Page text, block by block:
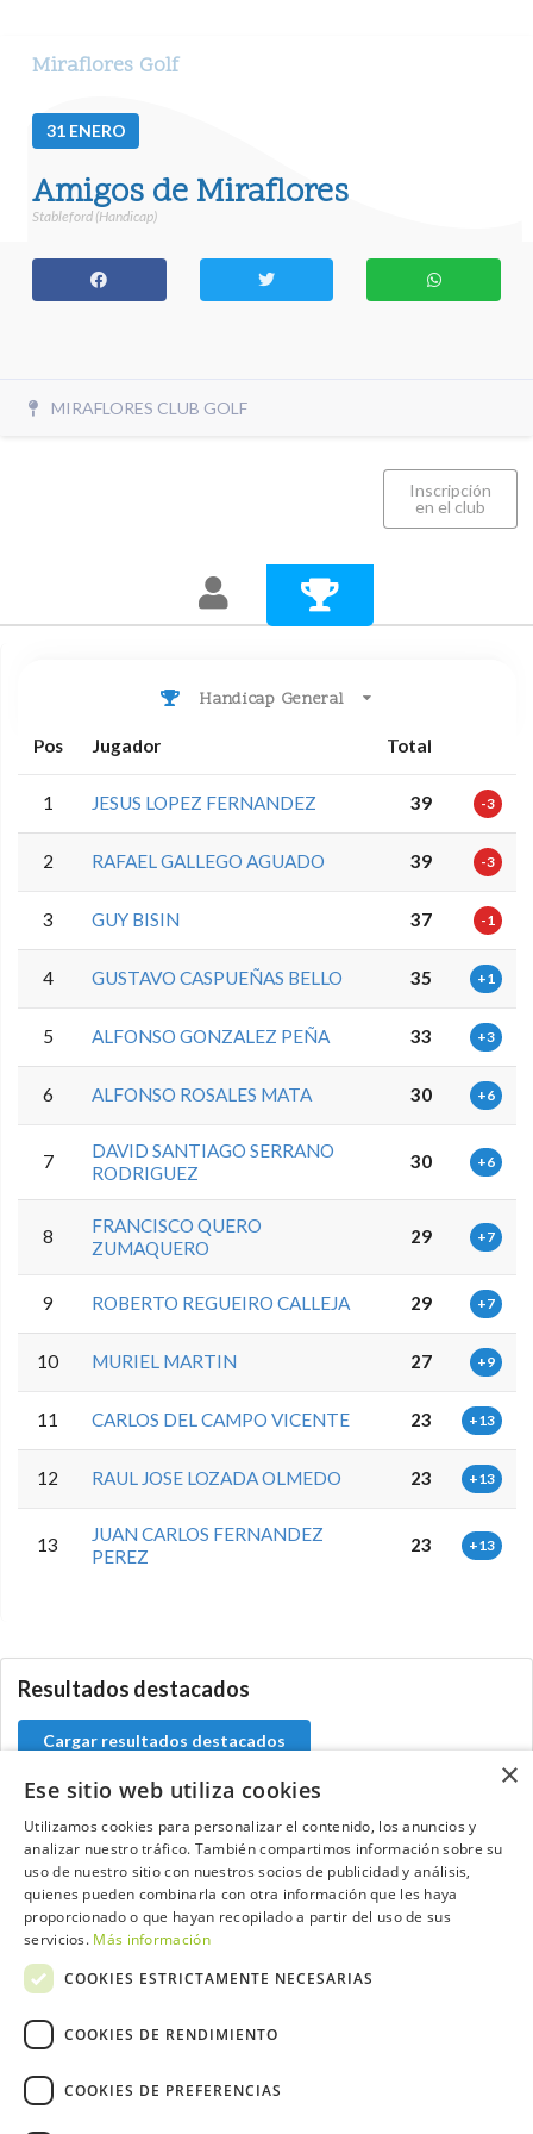
Miraflores Golf
31 ENERO
Amigos de Miraflores
Stableford (Handicap)
MIRAFLORES CLUB GOLF
Inscripción
en el club
Handicap General
Pos Jugador Total
1 JESUS LOPEZ FERNANDEZ 39 -3
2 RAFAEL GALLEGO AGUADO 39 -3
3 GUY BISIN 37 -1
4 GUSTAVO CASPUEÑAS BELLO 35 +1
5 ALFONSO GONZALEZ PEÑA 33 +3
6 ALFONSO ROSALES MATA 30 +6
7
DAVID SANTIAGO SERRANO
RODRIGUEZ
30 +6
8
FRANCISCO QUERO
ZUMAQUERO
29 +7
9 ROBERTO REGUEIRO CALLEJA 29 +7
10 MURIEL MARTIN 27 +9
11 CARLOS DEL CAMPO VICENTE 23 +13
12 RAUL JOSE LOZADA OLMEDO 23 +13
13
JUAN CARLOS FERNANDEZ
PEREZ
23 +13
Resultados destacados
Cargar resultados destacados
Contacta con el equipo de NextCaddy
Opina Contacta
×
Ese sitio web utiliza cookies
Utilizamos cookies para personalizar el contenido, los anuncios y
analizar nuestro tráfico. También compartimos información sobre su
uso de nuestro sitio con nuestros socios de publicidad y análisis,
quienes pueden combinarla con otra información que les haya
proporcionado o que hayan recopilado a partir del uso de sus
servicios. Más información
COOKIES ESTRICTAMENTE NECESARIAS
COOKIES DE RENDIMIENTO
COOKIES DE PREFERENCIAS